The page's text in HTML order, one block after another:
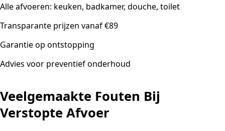
Alle afvoeren: keuken, badkamer, douche, toilet
Transparante prijzen vanaf €89
Garantie op ontstopping
Advies voor preventief onderhoud
Veelgemaakte Fouten Bij
Verstopte Afvoer